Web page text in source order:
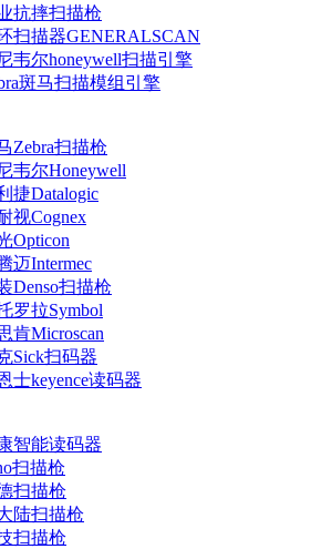
抗摔扫描枪
扫描器GENERALSCAN
韦尔honeywell扫描引擎
斑马扫描模组引擎
Zebra扫描枪
韦尔Honeywell
捷Datalogic
视Cognex
Opticon
迈Intermec
Denso扫描枪
罗拉Symbol
肯Microscan
Sick扫码器
士keyence读码器
智能读码器
扫描枪
扫描枪
陆扫描枪
扫描枪